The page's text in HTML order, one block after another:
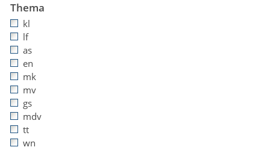
Thema
kl
lf
as
en
mk
mv
gs
mdv
tt
wn